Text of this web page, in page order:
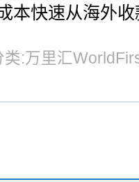
本快速从海外收
:万里汇